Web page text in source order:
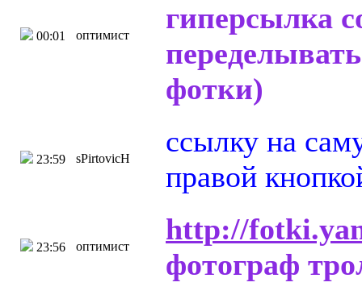
00:01 оптимист
гиперсылка
фотки)
23:59 sPirtovicH
ссылку на
правой
23:56 оптимист
http://
фотограф